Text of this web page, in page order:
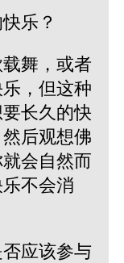
乐？
舞，或者
，但这种
长久的快
后观想佛
会自然而
不会消
应该参与